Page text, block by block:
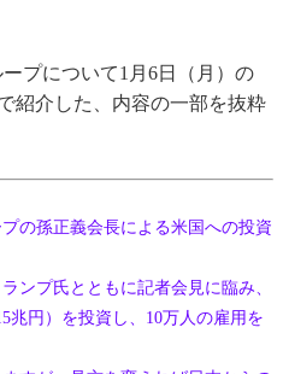
プについて1月6日（月）の
紹介した、内容の一部を抜粋
の孫正義会長による米国への投資
ンプ氏とともに記者会見に臨み、
兆円）を投資し、10万人の雇用を